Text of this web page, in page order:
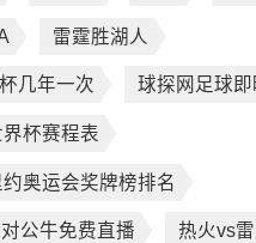
雷霆胜湖人
几年一次 球探网足球即
杯赛程表
奥运会奖牌榜排名
公牛免费直播 热火vs